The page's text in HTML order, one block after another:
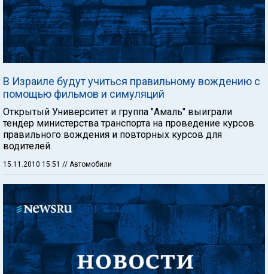
В Израиле будут учиться правильному вождению с
помощью фильмов и симуляций
Открытый Университет и группа "Амаль" выиграли
тендер министерства транспорта на проведение курсов
правильного вождения и повторных курсов для
водителей.
15.11.2010 15:51 // Автомобили